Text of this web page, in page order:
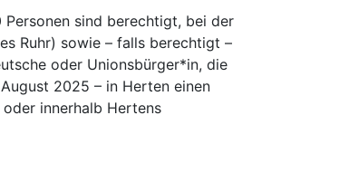
sind berechtigt, bei der
Ruhr) sowie – falls berechtigt –
oder Unionsbürger*in, die
2025 – in Herten einen
innerhalb Hertens